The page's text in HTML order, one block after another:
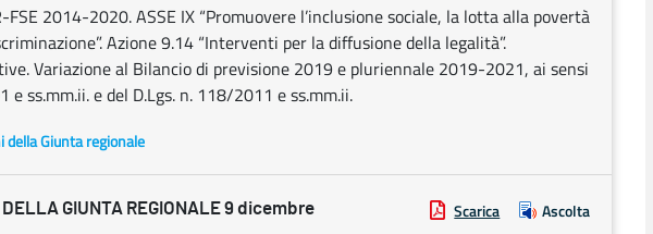
FSE 2014-2020. ASSE IX “Promuovere l’inclusione sociale, la lotta alla povertà
Azione 9.14 “Interventi per la diffusione della legalità”.
Variazione al Bilancio di previsione 2019 e pluriennale 2019-2021, ai sensi
e ss.mm.ii. e del D.Lgs. n. 118/2011 e ss.mm.ii.
della Giunta regionale
DELLA GIUNTA REGIONALE 9 dicembre
Scarica Ascolta